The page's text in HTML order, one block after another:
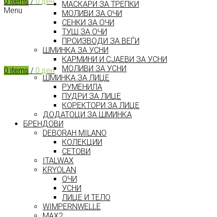
Menu
0 items / 0 ден
МАСКАРИ ЗА ТРЕПКИ
МОЛИВИ ЗА ОЧИ
СЕНКИ ЗА ОЧИ
ТУШ ЗА ОЧИ
ПРОИЗВОДИ ЗА ВЕЃИ
ШМИНКА ЗА УСНИ
КАРМИНИ И СЈАЕВИ ЗА УСНИ
МОЛИВИ ЗА УСНИ
ШМИНКА ЗА ЛИЦЕ
РУМЕНИЛА
ПУДРИ ЗА ЛИЦЕ
КОРЕКТОРИ ЗА ЛИЦЕ
ДОДАТОЦИ ЗА ШМИНКА
БРЕНДОВИ
DEBORAH MILANO
КОЛЕКЦИИ
СЕТОВИ
ITALWAX
KRYOLAN
ОЧИ
УСНИ
ЛИЦЕ И ТЕЛО
WIMPERNWELLE